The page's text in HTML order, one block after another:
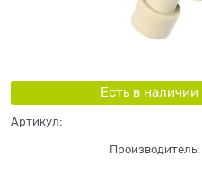
Есть в наличии
Артикул:
Производитель: